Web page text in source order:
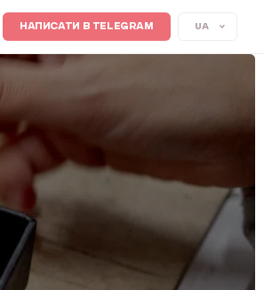
НАПИСАТИ В TELEGRAM UA